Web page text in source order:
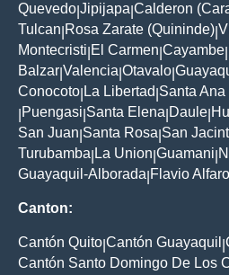
Quevedo Jipijapa Calderon
Tulcan Rosa Zarate (Quininde)
Montecristi El Carmen Cayambe
Balzar Valencia Otavalo
Conocoto La Libertad Santa
Puengasi Santa Elena Daule
San Juan Santa Rosa San
Turubamba La Union Guamani
Guayaquil-Alborada Flavio Alfaro
Canton:
Cantón Quito Cantón Guayaquil
Cantón Santo Domingo De Los